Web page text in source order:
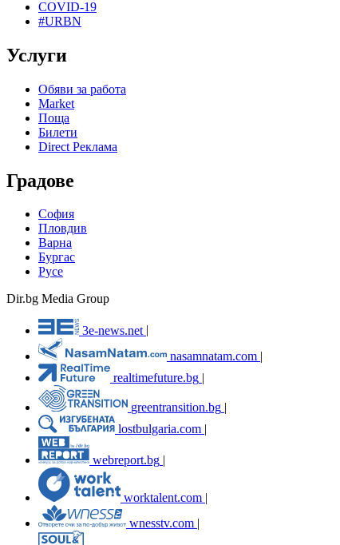
COVID-19
#URBN
Услуги
Обяви за работа
Market
Поща
Билети
Direct Реклама
Градове
София
Пловдив
Варна
Бургас
Русе
Dir.bg Media Group
3e-news.net
nasamnatam.com |
realtimefuture.bg |
greentransition.bg |
lostbulgaria.com |
webreport.bg
worktalent.com |
wnesstv.com |